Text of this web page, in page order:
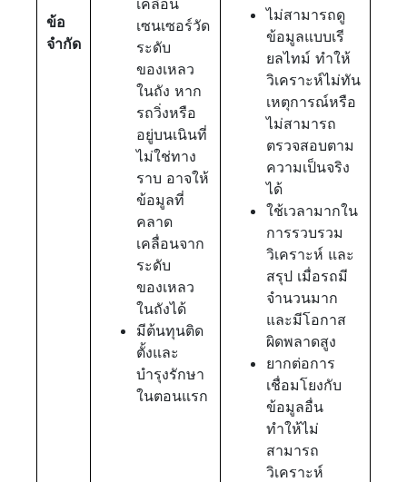
ข้อ
จำกัด
เซนเซอร์วัด
ระดับ
ของเหลว
ในถัง หาก
รถวิ่งหรือ
อยู่บนเนินที่
ไม่ใช่ทาง
ราบ อาจให้
ข้อมูลที่
คลาด
เคลื่อนจาก
ระดับ
ของเหลว
ในถังได้
มีต้นทุนติด
ตั้งและ
บำรุงรักษา
ในตอนแรก
ไม่สามารถดู
ข้อมูลแบบเรี
ยลไทม์ ทำให้
วิเคราะห์ไม่ทัน
เหตุการณ์หรือ
ไม่สามารถ
ตรวจสอบตาม
ความเป็นจริง
ได้
ใช้เวลามากใน
การรวบรวม
วิเคราะห์ และ
สรุป เมื่อรถมี
จำนวนมาก
และมีโอกาส
ผิดพลาดสูง
ยากต่อการ
เชื่อมโยงกับ
ข้อมูลอื่น
ทำให้ไม่
สามารถ
วิเคราะห์